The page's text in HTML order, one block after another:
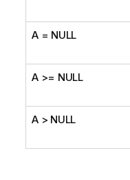
A = NULL
A >= NULL
A > NULL